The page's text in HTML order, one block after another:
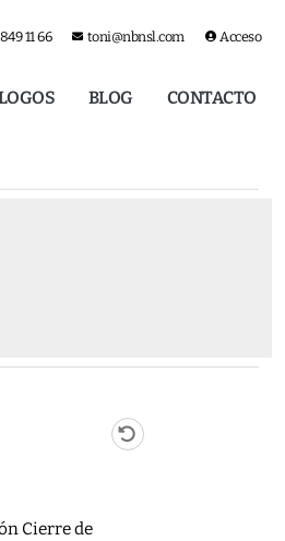
11 66 toni@nbnsl.com Acceso
BLOG CONTACTO
Cierre de